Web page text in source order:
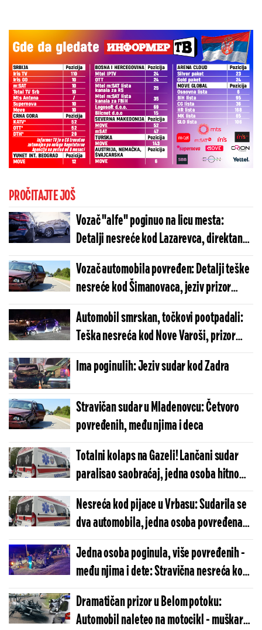
PROČITAJTE JOŠ
Vozač "alfe" poginuo na licu mesta:
Detalji nesreće kod Lazarevca, direktan
sudar dva automobila, vatrogasci sekli
lim da izvuku preživele (FOTO)
Vozač automobila povređen: Detalji teške
nesreće kod Šimanovaca, jeziv prizor
nakon direktnog sudara kamiona i "bmw-
a"
Automobil smrskan, točkovi pootpadali:
Teška nesreća kod Nove Varoši, prizor
nakon sudara je jeziv (FOTO)
Ima poginulih: Jeziv sudar kod Zadra
Stravičan sudar u Mladenovcu: Četvoro
povređenih, među njima i deca
Totalni kolaps na Gazeli! Lančani sudar
paralisao saobraćaj, jedna osoba hitno
prebačena u Urgentni centar
Nesreća kod pijace u Vrbasu: Sudarila se
dva automobila, jedna osoba povređena
(FOTO)
Jedna osoba poginula, više povređenih -
među njima i dete: Stravična nesreća kod
Lazarevca (FOTO)
Dramatičan prizor u Belom potoku:
Automobil naleteo na motocikl - muškarac